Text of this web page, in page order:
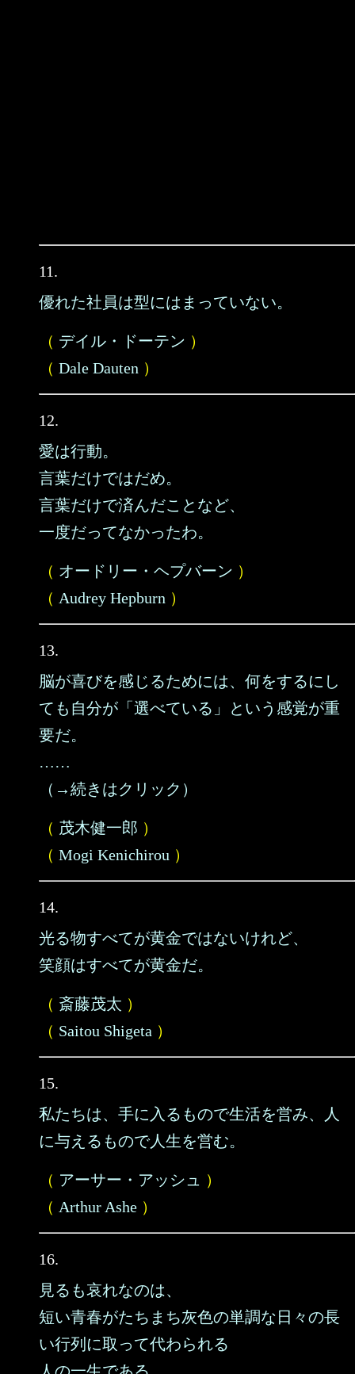
11.
優れた社員は型にはまっていない。
（ デイル・ドーテン ）
（ Dale Dauten ）
12.
愛は行動。
言葉だけではだめ。
言葉だけで済んだことなど、
一度だってなかったわ。
（ オードリー・ヘプバーン ）
（ Audrey Hepburn ）
13.
脳が喜びを感じるためには、何をするにし
ても自分が「選べている」という感覚が重
要だ。
……
（→続きはクリック）
（ 茂木健一郎 ）
（ Mogi Kenichirou ）
14.
光る物すべてが黄金ではないけれど、
笑顔はすべてが黄金だ。
（ 斎藤茂太 ）
（ Saitou Shigeta ）
15.
私たちは、手に入るもので生活を営み、人
に与えるもので人生を営む。
（ アーサー・アッシュ
）
（ Arthur Ashe ）
16.
見るも哀れなのは、
短い青春がたちまち灰色の単調な日々の長
い行列に取って代わられる